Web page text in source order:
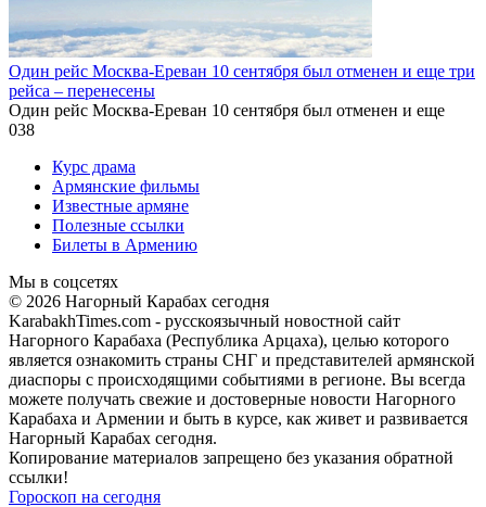
Один рейс Москва-Ереван 10 сентября был отменен и еще три
рейса – перенесены
Один рейс Москва-Ереван 10 сентября был отменен и еще
038
Курс драма
Армянские фильмы
Известные армяне
Полезные ссылки
Билеты в Армению
Мы в соцсетях
© 2026 Нагорный Карабах сегодня
KarabakhTimes.com - русскоязычный новостной сайт
Нагорного Карабаха (Республика Арцаха), целью которого
является ознакомить страны СНГ и представителей армянской
диаспоры с происходящими событиями в регионе. Вы всегда
можете получать свежие и достоверные новости Нагорного
Карабаха и Армении и быть в курсе, как живет и развивается
Нагорный Карабах сегодня.
Копирование материалов запрещено без указания обратной
ссылки!
Гороскоп на сегодня